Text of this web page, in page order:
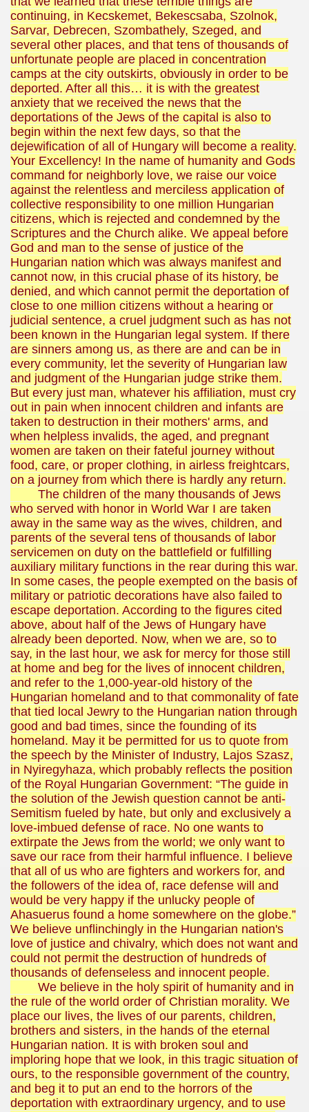
continuing, in Kecskemet, Bekescsaba, Szolnok,
Sarvar, Debrecen, Szombathely, Szeged, and
several other places, and that tens of thousands of
unfortunate people are placed in concentration
camps at the city outskirts, obviously in order to be
deported. After all this… it is with the greatest
anxiety that we received the news that the
deportations of the Jews of the capital is also to
begin within the next few days, so that the
dejewification of all of Hungary will become a reality.
Your Excellency! In the name of humanity and Gods
command for neighborly love, we raise our voice
against the relentless and merciless application of
collective responsibility to one million Hungarian
citizens, which is rejected and condemned by the
Scriptures and the Church alike. We appeal before
God and man to the sense of justice of the
Hungarian nation which was always manifest and
cannot now, in this crucial phase of its history, be
denied, and which cannot permit the deportation of
close to one million citizens without a hearing or
judicial sentence, a cruel judgment such as has not
been known in the Hungarian legal system. If there
are sinners among us, as there are and can be in
every community, let the severity of Hungarian law
and judgment of the Hungarian judge strike them.
But every just man, whatever his affiliation, must cry
out in pain when innocent children and infants are
taken to destruction in their mothers' arms, and
when helpless invalids, the aged, and pregnant
women are taken on their fateful journey without
food, care, or proper clothing, in airless freightcars,
on a journey from which there is hardly any return.
The children of the many thousands of Jews
who served with honor in World War I are taken
away in the same way as the wives, children, and
parents of the several tens of thousands of labor
servicemen on duty on the battlefield or fulfilling
auxiliary military functions in the rear during this war.
In some cases, the people exempted on the basis of
military or patriotic decorations have also failed to
escape deportation. According to the figures cited
above, about half of the Jews of Hungary have
already been deported. Now, when we are, so to
say, in the last hour, we ask for mercy for those still
at home and beg for the lives of innocent children,
and refer to the 1,000-year-old history of the
Hungarian homeland and to that commonality of fate
that tied local Jewry to the Hungarian nation through
good and bad times, since the founding of its
homeland. May it be permitted for us to quote from
the speech by the Minister of Industry, Lajos Szasz,
in Nyiregyhaza, which probably reflects the position
of the Royal Hungarian Government: “The guide in
the solution of the Jewish question cannot be anti-
Semitism fueled by hate, but only and exclusively a
love-imbued defense of race. No one wants to
extirpate the Jews from the world; we only want to
save our race from their harmful influence. I believe
that all of us who are fighters and workers for, and
the followers of the idea of, race defense will and
would be very happy if the unlucky people of
Ahasuerus found a home somewhere on the globe.”
We believe unflinchingly in the Hungarian nation's
love of justice and chivalry, which does not want and
could not permit the destruction of hundreds of
thousands of defenseless and innocent people.
We believe in the holy spirit of humanity and in
the rule of the world order of Christian morality. We
place our lives, the lives of our parents, children,
brothers and sisters, in the hands of the eternal
Hungarian nation. It is with broken soul and
imploring hope that we look, in this tragic situation of
ours, to the responsible government of the country,
and beg it to put an end to the horrors of the
deportation with extraordinary urgency, and to use